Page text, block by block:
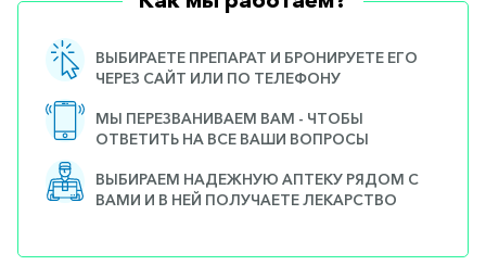
ВЫБИРАЕТЕ ПРЕПАРАТ И БРОНИРУЕТЕ ЕГО
ЧЕРЕЗ САЙТ ИЛИ ПО ТЕЛЕФОНУ
МЫ ПЕРЕЗВАНИВАЕМ ВАМ - ЧТОБЫ
ОТВЕТИТЬ НА ВСЕ ВАШИ ВОПРОСЫ
ВЫБИРАЕМ НАДЕЖНУЮ АПТЕКУ РЯДОМ С
ВАМИ И В НЕЙ ПОЛУЧАЕТЕ ЛЕКАРСТВО